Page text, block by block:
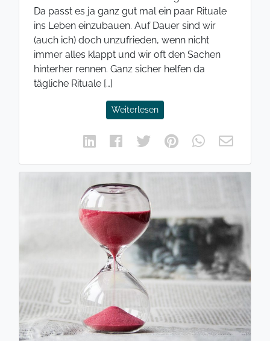
Da passt es ja ganz gut mal ein paar Rituale
ins Leben einzubauen. Auf Dauer sind wir
(auch ich) doch unzufrieden, wenn nicht
immer alles klappt und wir oft den Sachen
hinterher rennen. Ganz sicher helfen da
tägliche Rituale […]
Weiterlesen